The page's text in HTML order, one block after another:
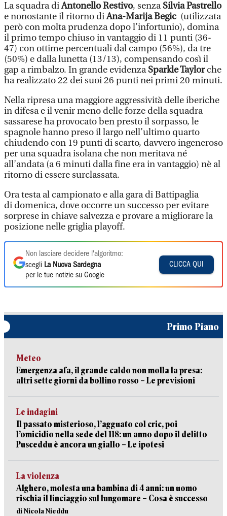
La squadra diAntonello Restivo, senzaSilvia Pastrello
e nonostante il ritorno diAna-Marija Begic (utilizzata
però con molta prudenza dopo l’infortunio), domina
il primo tempo chiuso in vantaggio di 11 punti (36-
47) con ottime percentuali dal campo (56%), da tre
(50%) e dalla lunetta (13/13), compensando così il
gap a rimbalzo. In grande evidenzaSparkle Taylorche
ha realizzato 22 dei suoi 26 punti nei primi 20 minuti.
Nella ripresa una maggiore aggressività delle iberiche
in difesa e il venir meno delle forze della squadra
sassarese ha provocato ben presto il sorpasso, le
spagnole hanno preso il largo nell’ultimo quarto
chiudendo con 19 punti di scarto, davvero ingeneroso
per una squadra isolana che non meritava né
all’andata (a 6 minuti dalla fine era in vantaggio) nè al
ritorno di essere surclassata.
Ora testa al campionato e alla gara di Battipaglia
di domenica, dove occorre un successo per evitare
sorprese in chiave salvezza e provare a migliorare la
posizione nelle griglia playoff.
Non lasciare decidere l'algoritmo:
scegli La Nuova Sardegna
per le tue notizie su Google
CLICCA QUI
Primo Piano
Meteo
Emergenza afa, il grande caldo non molla la presa:
altri sette giorni da bollino rosso – Le previsioni
Le indagini
Il passato misterioso, l’agguato col cric, poi
l’omicidio nella sede del 118: un anno dopo il delitto
Pusceddu è ancora un giallo – Le ipotesi
La violenza
Alghero, molesta una bambina di 4 anni: un uomo
rischia il linciaggio sul lungomare – Cosa è successo
di Nicola Nieddu